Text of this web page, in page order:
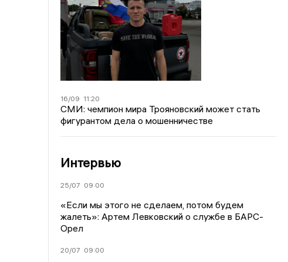
16/09 11:20
СМИ: чемпион мира Трояновский может стать
фигурантом дела о мошенничестве
Интервью
25/07 09:00
«Если мы этого не сделаем, потом будем
жалеть»: Артем Левковский о службе в БАРС-
Орел
20/07 09:00